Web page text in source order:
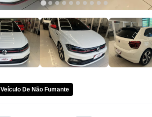
Veículo De Não Fumante